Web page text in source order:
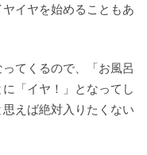
イヤを始めることもあ
てくるので、「お風呂
「イヤ！」となってし
えば絶対入りたくない